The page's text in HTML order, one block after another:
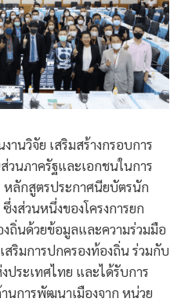
นวิจัย เสริมสร้างกรอบการ
นภาครัฐและเอกชนในการ
ลักสูตรประกาศนียบัตรนัก
ส่วนหนึ่งของโครงการยก
ถิ่นด้วยข้อมูลและความร่วมมือ
สริมการปกครองท้องถิ่น ร่วมกับ
ระเทศไทย และได้รับการ
การพัฒนาเมืองจาก หน่วย